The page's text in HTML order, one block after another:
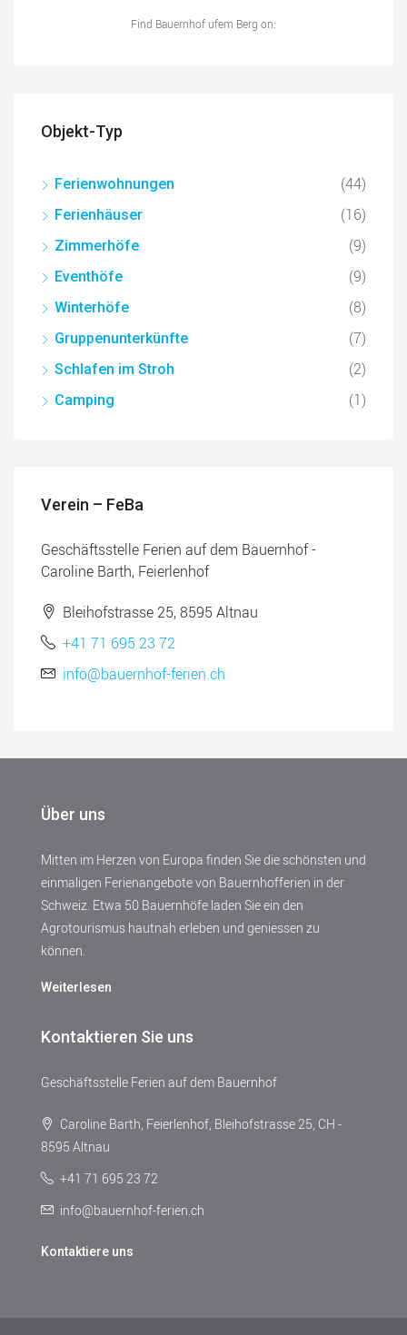
Find Bauernhof ufem Berg on:
Objekt-Typ
Ferienwohnungen (44)
Ferienhäuser (16)
Zimmerhöfe (9)
Eventhöfe (9)
Winterhöfe (8)
Gruppenunterkünfte (7)
Schlafen im Stroh (2)
Camping (1)
Verein – FeBa
Geschäftsstelle Ferien auf dem Bauernhof -
Caroline Barth, Feierlenhof
Bleihofstrasse 25, 8595 Altnau
+41 71 695 23 72
info@bauernhof-ferien.ch
Über uns
Mitten im Herzen von Europa finden Sie die schönsten und
einmaligen Ferienangebote von Bauernhofferien in der
Schweiz. Etwa 50 Bauernhöfe laden Sie ein den
Agrotourismus hautnah erleben und geniessen zu
können.
Weiterlesen
Kontaktieren Sie uns
Geschäftsstelle Ferien auf dem Bauernhof
Caroline Barth, Feierlenhof, Bleihofstrasse 25, CH -
8595 Altnau
+41 71 695 23 72
info@bauernhof-ferien.ch
Kontaktiere uns